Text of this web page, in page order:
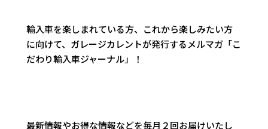
輸入車を楽しまれている方、これから楽しみたい方
に向けて、ガレージカレントが発行するメルマガ「こ
だわり輸入車ジャーナル」！
最新情報やお得な情報などを毎月２回お届けいたし